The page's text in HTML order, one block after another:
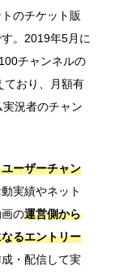
のチケット販
。2019年5月に
チャンネルの
ており、月額有
況者のチャン
ーザーチャン
実績やネット
の運営側から
るエントリー
・配信して実